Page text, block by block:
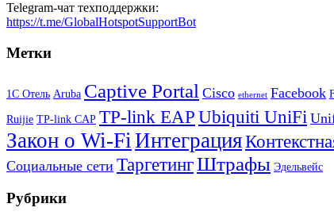
Telegram-чат техподдержки:
https://t.me/GlobalHotspotSupportBot
Метки
1С Отель Aruba Captive Portal Cisco ethernet Facebook
Ruijie TP-link CAP TP-link EAP Ubiquiti UniFi
Закон о Wi-Fi Интеграция
Социальные сети ТаргетингШтрафы Эдельвейс
Рубрики